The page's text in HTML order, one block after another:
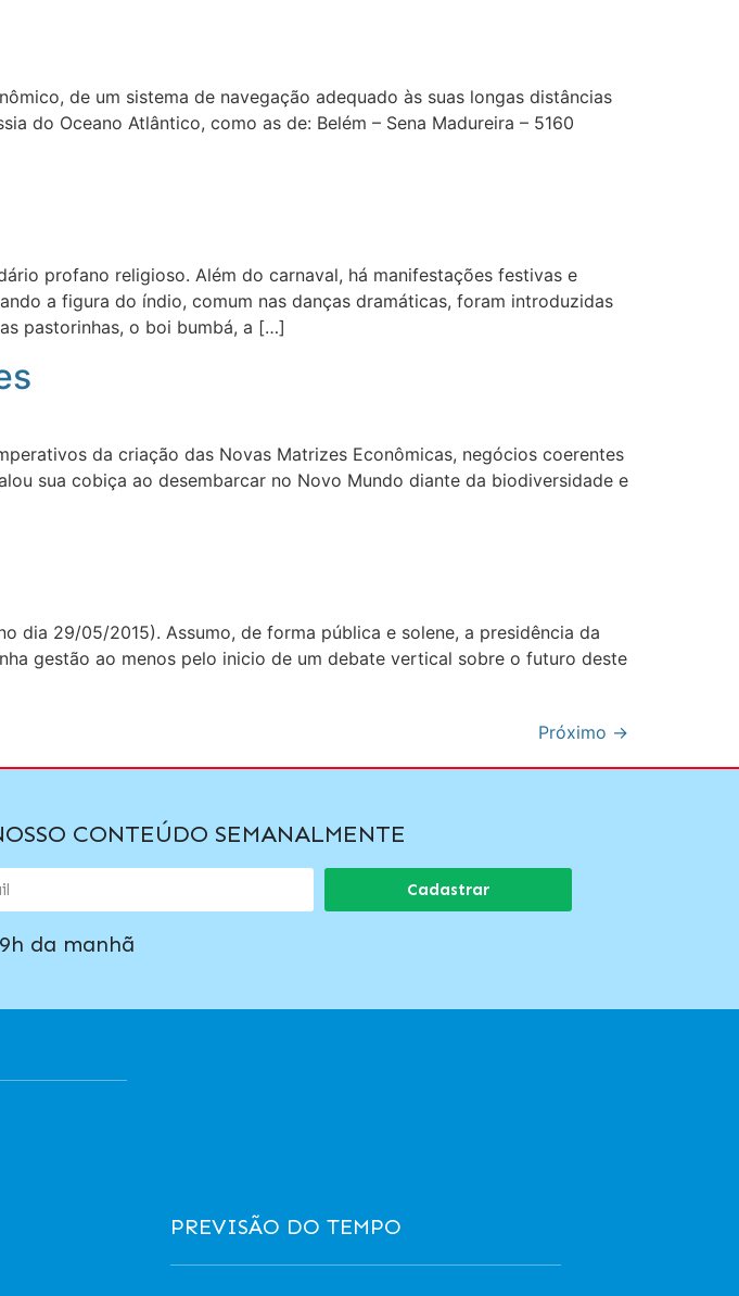
de um sistema de navegação adequado às suas longas distâncias
do Oceano Atlântico, como as de: Belém – Sena Madureira – 5160
profano religioso. Além do carnaval, há manifestações festivas e
a figura do índio, comum nas danças dramáticas, foram introduzidas
pastorinhas, o boi bumbá, a […]
da criação das Novas Matrizes Econômicas, negócios coerentes
sua cobiça ao desembarcar no Novo Mundo diante da biodiversidade e
dia 29/05/2015). Assumo, de forma pública e solene, a presidência da
gestão ao menos pelo inicio de um debate vertical sobre o futuro deste
Próximo →
CONTEÚDO SEMANALMENTE
Cadastrar
da manhã
PREVISÃO DO TEMPO